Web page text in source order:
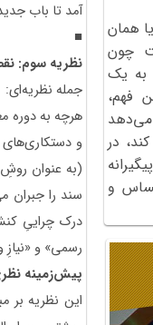
آمد تا باب
■
نظریه سوم:
جمله نظریه‌ای:
هرچه به دوره
و دستکاری‌های
(به عنوان
سند را جبران
درک چراییِ
رسمی» و «نیازِ
پیش‌زمینه
همان
چون
به یک
فهم،
می‌دهد
در
و